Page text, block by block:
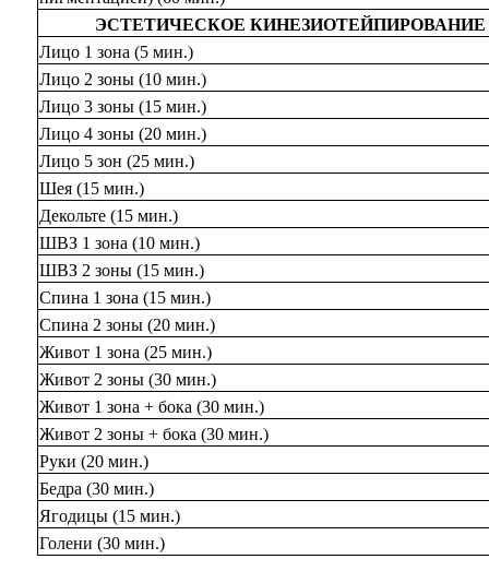
ЭСТЕТИЧЕСКОЕ
Лицо 1 зона (5 мин.)
Лицо 2 зоны (10 мин.)
Лицо 3 зоны (15 мин.)
Лицо 4 зоны (20 мин.)
Лицо 5 зон (25 мин.)
Шея (15 мин.)
Декольте (15 мин.)
ШВЗ 1 зона (10 мин.)
ШВЗ 2 зоны (15 мин.)
Спина 1 зона (15 мин.)
Спина 2 зоны (20 мин.)
Живот 1 зона (25 мин.)
Живот 2 зоны (30 мин.)
Живот 1 зона + бока (30 мин.)
Живот 2 зоны + бока (30 мин.)
Руки (20 мин.)
Бедра (30 мин.)
Ягодицы (15 мин.)
Голени (30 мин.)